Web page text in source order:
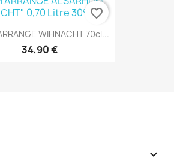
WIHNACHT 70cl...
34,90 €
favorite_border
